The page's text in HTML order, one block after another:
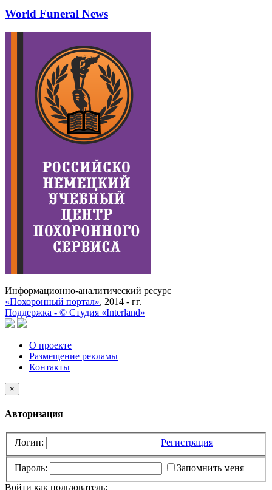
World Funeral News
Информационно-аналитический ресурс
«Похоронный портал», 2014 - гг.
Поддержка - © Cтудия «Interland»
О проекте
Размещение рекламы
Контакты
×
Авторизация
Логин: Регистрация
Пароль:
Запомнить меня
Войти как пользователь: